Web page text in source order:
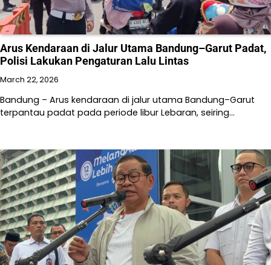
Arus Kendaraan di Jalur Utama Bandung–Garut Padat,
Polisi Lakukan Pengaturan Lalu Lintas
March 22, 2026
Bandung – Arus kendaraan di jalur utama Bandung–Garut
terpantau padat pada periode libur Lebaran, seiring…